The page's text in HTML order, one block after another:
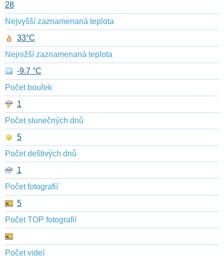
28
Nejvyšší zaznamenaná teplota
33°C
Nejnižší zaznamenaná teplota
-9.7 °C
Počet bouřek
1
Počet slunečných dnů
5
Počet deštivých dnů
1
Počet fotografií
5
Počet TOP fotografií
Počet videí